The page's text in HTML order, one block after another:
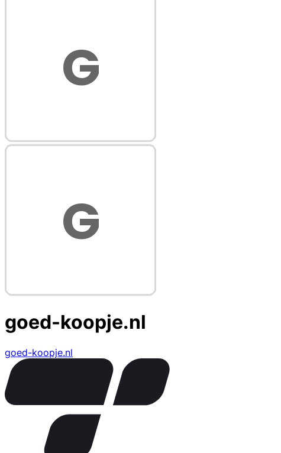
goed-koopje.nl
goed-koopje.nl